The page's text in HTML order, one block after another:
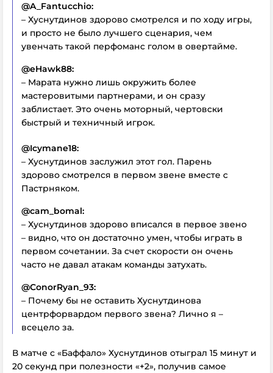
@A_Fantucchio:
– Хуснутдинов здорово смотрелся и по ходу игры,
и просто не было лучшего сценария, чем
увенчать такой перфоманс голом в овертайме.
@eHawk88:
– Марата нужно лишь окружить более
мастеровитыми партнерами, и он сразу
заблистает. Это очень моторный, чертовски
быстрый и техничный игрок.
@Icymane18:
– Хуснутдинов заслужил этот гол. Парень
здорово смотрелся в первом звене вместе с
Пастрняком.
@cam_bomal:
– Хуснутдинов здорово вписался в первое звено
– видно, что он достаточно умен, чтобы играть в
первом сочетании. За счет скорости он очень
часто не давал атакам команды затухать.
@ConorRyan_93:
– Почему бы не оставить Хуснутдинова
центрфорвардом первого звена? Лично я –
всецело за.
В матче с «Баффало» Хуснутдинов отыграл 15 минут и
20 секунд при полезности «+2», получив самое